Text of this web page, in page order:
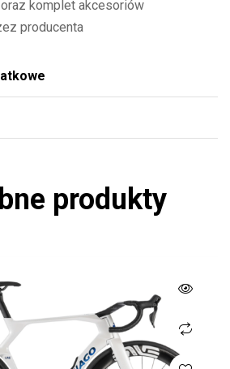
oraz komplet akcesoriów
producenta
produkty